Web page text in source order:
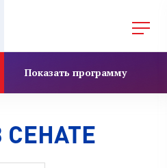
Показать программу